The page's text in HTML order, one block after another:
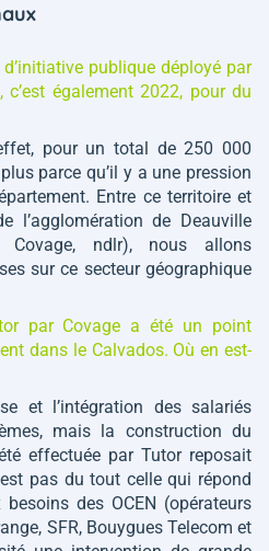
d’initiative publique déployé par
également 2022, pour du
pour un total de 250 000
parce qu’il y a une pression
Entre ce territoire et
l’agglomération de Deauville
Covage, ndlr), nous allons
sur ce secteur géographique
par Covage a été un point
dans le Calvados. Où en est-
et l’intégration des salariés
mais la construction du
effectuée par Tutor reposait
pas du tout celle qui répond
des OCEN (opérateurs
SFR, Bouygues Telecom et